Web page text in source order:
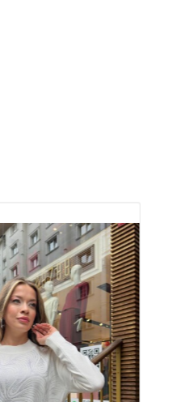
giyildiğinde sağladığı
vücuda hoş bir şekilde
yıkama sonrasında
için ideal
memnuniyet garantisi
rol oynar.
Şıklık ve